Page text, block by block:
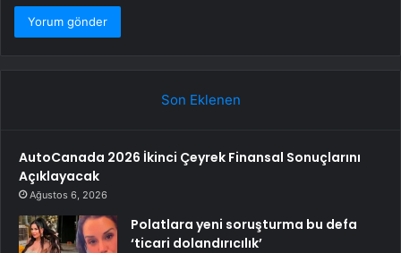
Son Eklenen
AutoCanada 2026 İkinci Çeyrek Finansal Sonuçlarını
Açıklayacak
Ağustos 6, 2026
Polatlara yeni soruşturma bu defa
‘ticari dolandırıcılık’